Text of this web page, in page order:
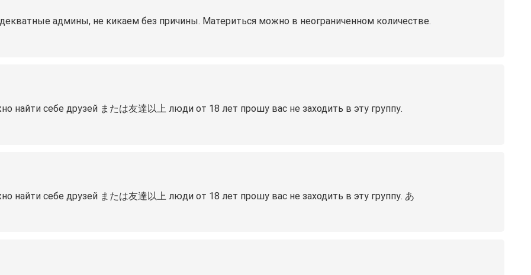
админы, не кикаем без причины. Материться можно в неограниченном количестве.
найти себе друзей または友達以上 люди от 18 лет прошу вас не заходить в эту группу.
найти себе друзей または友達以上 люди от 18 лет прошу вас не заходить в эту группу. あ